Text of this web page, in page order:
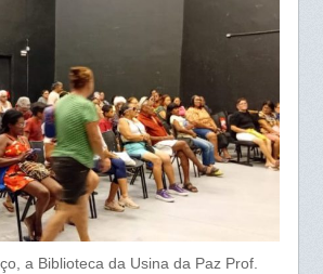
a Biblioteca da Usina da Paz Prof.